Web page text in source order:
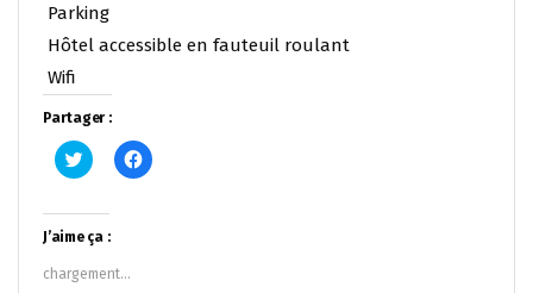
Parking
Hôtel accessible en fauteuil roulant
Wifi
Partager :
Cliquez
pour
Twitter(ouvre
dans
une
nouvelle
fenêtre)
Cliquez
pour
J’aime ça :
chargement…